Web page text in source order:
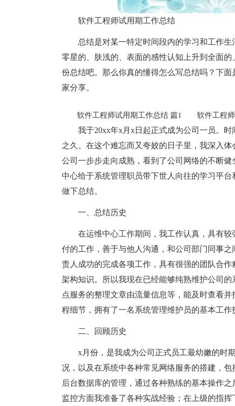
软件工程师试用期工作总结
总结是对某一特定时间段内的学习和工作
零星的、肤浅的、表面的感性认知上升到全面
份总结吧。那么你真的懂得怎么写总结吗？下
家分享。
软件工程师试用期工作总结 篇1
我于20xx年x月x日起正式成为公司一员。
之久。在这个难忘而又夸姣的日子里，我深入
公司一步步走向成熟，看到了公司网络的不断
中心给于系统管理职员带下世人向往的学习平
做下总结。
一、总结历史
在运维中心工作期间，我工作认真，具有
付的工作，善于与他人沟通，和公司部门同事
责人成功的完成各项工作，具有很强的团队合
架构知识。所以我现在已经能够纯熟维护公司
点服务的整理文章由流量信息等，能及时查看
程细节，拥有了一名系统管理维护员的基本工作
二、回顾历史
x月份，是我成为公司正式员工最幼嫩的时
况，以及在系统中各种常见网络服务的搭建，
后台数据库的管理，通过各种熟练的基本操作
监控方面我准备了各种实战经验；在上级的指
软件工程师